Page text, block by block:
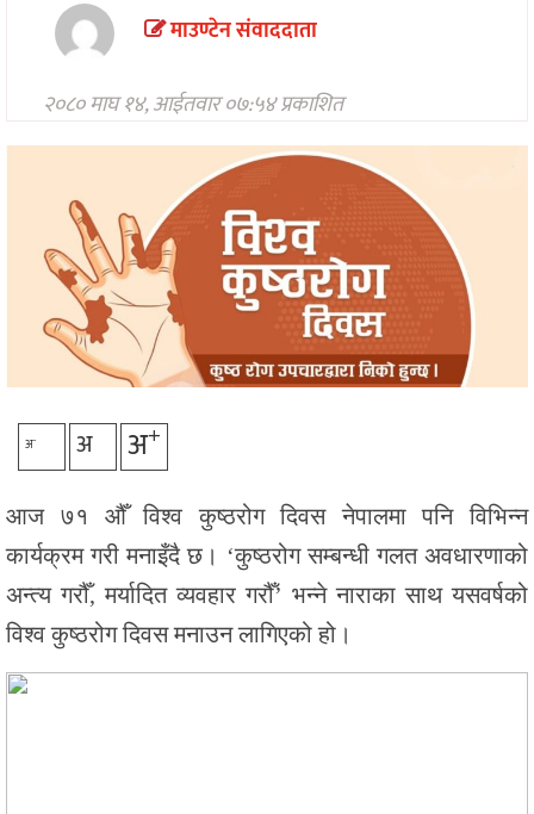
मनोरन्जन
अन्तरवार्ता/
विचार
खेलकुद
थप
माउण्टेन संवाददाता
२०८० माघ १४, आईतवार ०७:५४ प्रकाशित
अ- अ अ+
आज ७१ औँ विश्व कुष्ठरोग दिवस नेपालमा पनि विभिन्न
कार्यक्रम गरी मनाइँदै छ। ‘कुष्ठरोग सम्बन्धी गलत अवधारणाको
अन्त्य गरौँ, मर्यादित व्यवहार गरौँ’ भन्ने नाराका साथ यसवर्षको
विश्व कुष्ठरोग दिवस मनाउन लागिएको हो।